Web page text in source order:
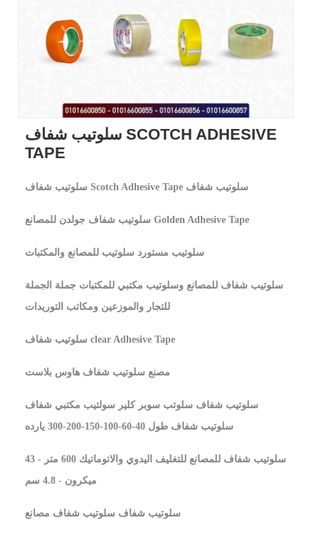
سلوتيب شفاف SCOTCH ADHESIVE
TAPE
سلوتيب شفاف Scotch Adhesive Tape سلوتيب شفاف
سلوتيب شفاف جولدن للمصانع Golden Adhesive Tape
سلوتيب مستورد سلوتيب للمصانع والمكتبات
سلوتيب شفاف للمصانع وسلوتيب مكتبي للمكتبات جملة الجملة
للتجار والموزعين ومكاتب التوريدات
سلوتيب شفاف clear Adhesive Tape
مصنع سلوتيب شفاف هاوس بلاست
سلوتيب شفاف سلوتب سوبر كلير سولتيب مكتبي شفاف
سلوتيب شفاف طول 40-60-100-150-200-300 يارده
سلوتيب شفاف للمصانع للتغليف اليدوي والاتوماتيك 600 متر - 43
ميكرون - 4.8 سم
سلوتيب شفاف سلوتيب شفاف مصانع